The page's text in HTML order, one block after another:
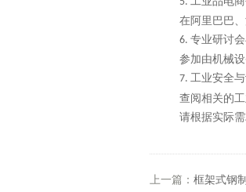
在阿里巴巴
6. 专业研讨
参加由机械
7. 工业安全
查阅相关的
请根据实际
上一篇： 框架式钢